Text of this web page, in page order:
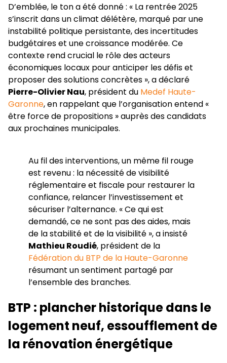
D’emblée, le ton a été donné : « La rentrée 2025
s’inscrit dans un climat délétère, marqué par une
instabilité politique persistante, des incertitudes
budgétaires et une croissance modérée. Ce
contexte rend crucial le rôle des acteurs
économiques locaux pour anticiper les défis et
proposer des solutions concrètes », a déclaré
Pierre-Olivier Nau, président du Medef Haute-
Garonne, en rappelant que l’organisation entend «
être force de propositions » auprès des candidats
aux prochaines municipales.
Au fil des interventions, un même fil rouge
est revenu : la nécessité de visibilité
réglementaire et fiscale pour restaurer la
confiance, relancer l’investissement et
sécuriser l’alternance. « Ce qui est
demandé, ce ne sont pas des aides, mais
de la stabilité et de la visibilité », a insisté
Mathieu Roudié, président de la
Fédération du BTP de la Haute-Garonne
résumant un sentiment partagé par
l’ensemble des branches.
BTP : plancher historique dans le
logement neuf, essoufflement de
la rénovation énergétique